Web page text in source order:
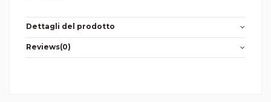
Dettagli del prodotto
Reviews(0)